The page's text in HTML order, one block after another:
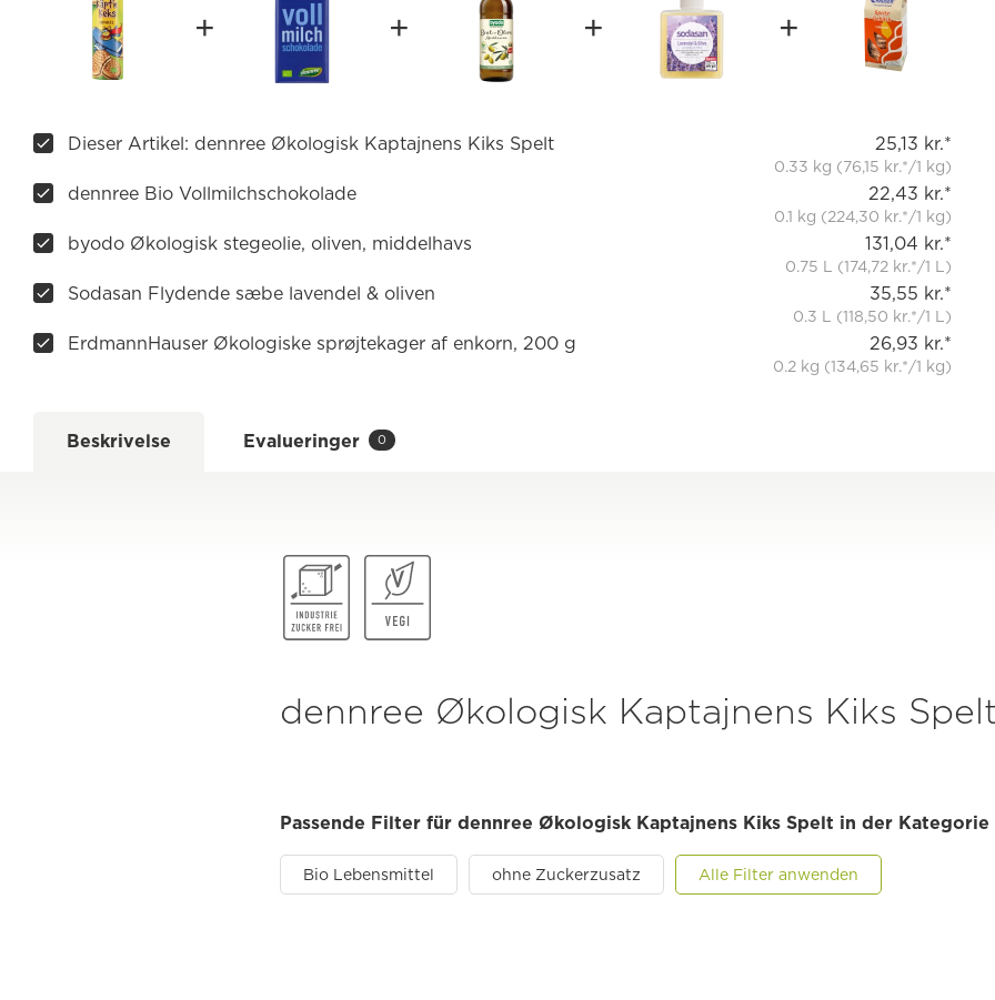
Dieser Artikel: dennree Økologisk Kaptajnens Kiks Spelt 25,13 kr.*
0.33 kg (76,15 kr.*/1 kg)
dennree Bio Vollmilchschokolade 22,43 kr.*
0.1 kg (224,30 kr.*/1 kg)
byodo Økologisk stegeolie, oliven, middelhavs 131,04 kr.*
0.75 L (174,72 kr.*/1 L)
Sodasan Flydende sæbe lavendel & oliven 35,55 kr.*
0.3 L (118,50 kr.*/1 L)
ErdmannHauser Økologiske sprøjtekager af enkorn, 200 g 26,93 kr.*
0.2 kg (134,65 kr.*/1 kg)
Beskrivelse Evalueringer 0
dennree Økologisk Kaptajnens Kiks
Passende Filter für dennree Økologisk Kaptajnens Kiks Spelt in der Kategorie
Bio Lebensmittel ohne Zuckerzusatz Alle Filter anwenden